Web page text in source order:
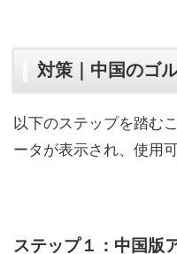
対策｜中国のゴ
以下のステップを踏む
ータが表示され、使用
ステップ１：中国版